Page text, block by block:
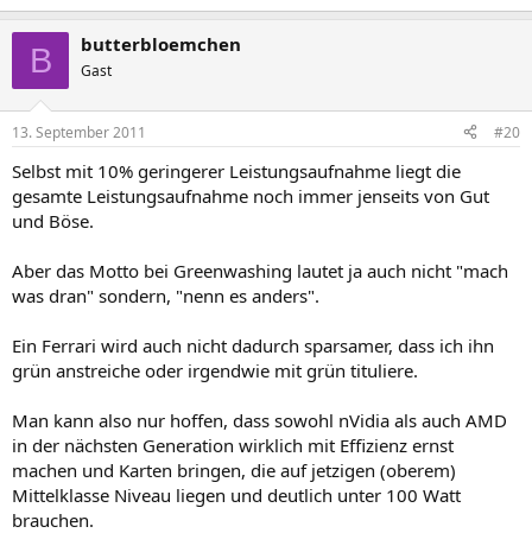
B butterbloemchen
Gast
13. September 2011 #20
Selbst mit 10% geringerer Leistungsaufnahme liegt die
gesamte Leistungsaufnahme noch immer jenseits von Gut
und Böse.
Aber das Motto bei Greenwashing lautet ja auch nicht "mach
was dran" sondern, "nenn es anders".
Ein Ferrari wird auch nicht dadurch sparsamer, dass ich ihn
grün anstreiche oder irgendwie mit grün tituliere.
Man kann also nur hoffen, dass sowohl nVidia als auch AMD
in der nächsten Generation wirklich mit Effizienz ernst
machen und Karten bringen, die auf jetzigen (oberem)
Mittelklasse Niveau liegen und deutlich unter 100 Watt
brauchen.